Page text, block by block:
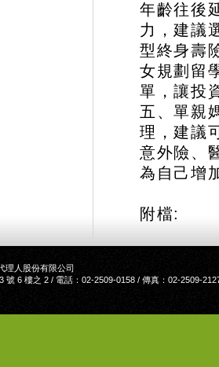
年齡往後
力，建議
型終身壽
女規劃留
單，讓投
五、單親
理，建議
意外險、
為自己增
附檔:
理人股份有限公司
號 6 樓之 2 / 電話：02-2509-0158 / 傳真：02-2509-